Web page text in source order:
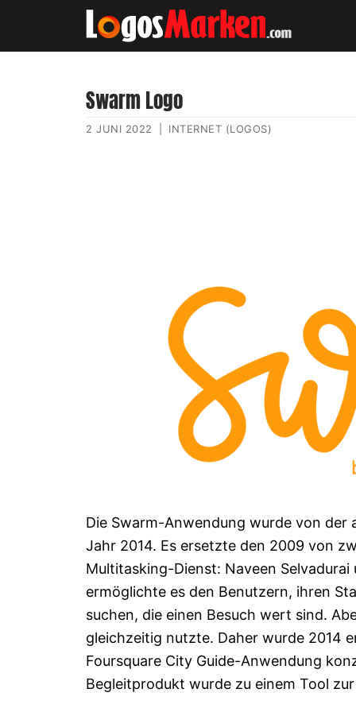
Swarm Logo
2 JUNI 2022 INTERNET (LOGOS)
Die Swarm-Anwendung wurde von der
Jahr 2014. Es ersetzte den 2009 von
Multitasking-Dienst: Naveen
ermöglichte es den Benutzern, ihren
suchen, die einen Besuch wert sind.
gleichzeitig nutzte. Daher wurde 2014
Foursquare City Guide-Anwendung
Begleitprodukt wurde zu einem Tool